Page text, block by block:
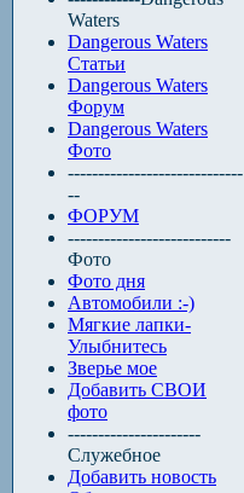
Waters
Dangerous Waters
Статьи
Dangerous Waters
Форум
Dangerous Waters
Фото
-----------------------------
--
ФОРУМ
---------------------------
Фото
Фото дня
Автомобили :-)
Мягкие лапки-
Улыбнитесь
Зверье мое
Добавить СВОИ
фото
----------------------
Служебное
Добавить новость